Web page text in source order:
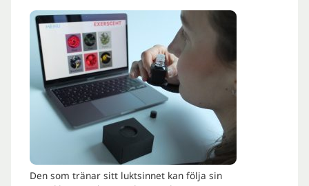
Den som tränar sitt luktsinnet kan följa sin